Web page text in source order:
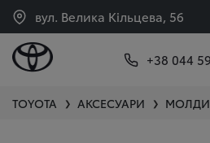
вул. Велика Кільцева, 56
+38 044
TOYOTA ❯ АКСЕСУАРИ ❯